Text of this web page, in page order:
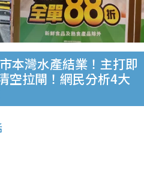
本灣水產結業！主打即
空拉閘！網民分析4大